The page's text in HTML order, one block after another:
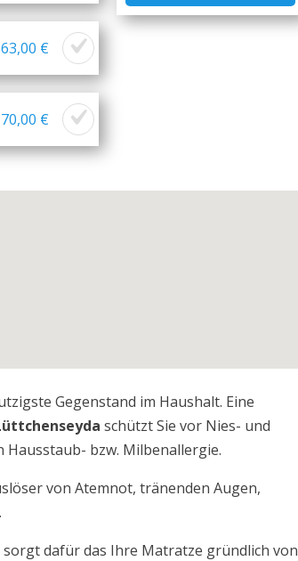
63,00 €
70,00 €
Gegenstand im Haushalt. Eine
schützt Sie vor Nies- und
bzw. Milbenallergie.
von Atemnot, tränenden Augen,
dafür das Ihre Matratze gründlich von